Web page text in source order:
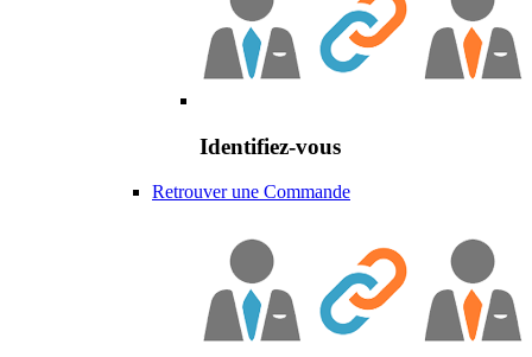
Identifiez-vous
Retrouver une Commande